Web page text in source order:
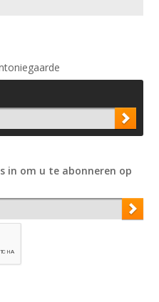
in om u te abonneren op